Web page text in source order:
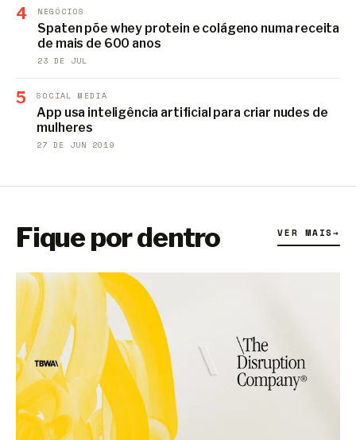
4 NEGÓCIOS
Spaten põe whey protein e colágeno numa receita
de mais de 600 anos
23 DE JUL
5 SOCIAL MEDIA
App usa inteligência artificial para criar nudes de
mulheres
27 DE JUN 2019
Fique por dentro VER MAIS→